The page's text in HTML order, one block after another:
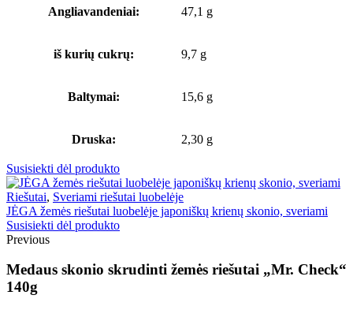
Angliavandeniai: 47,1 g
iš kurių cukrų: 9,7 g
Baltymai: 15,6 g
Druska: 2,30 g
Susisiekti dėl produkto
Riešutai, Sveriami riešutai luobelėje
JĖGA žemės riešutai luobelėje japoniškų krienų skonio, sveriami
Susisiekti dėl produkto
Previous
Medaus skonio skrudinti žemės riešutai „Mr. Check“
140g